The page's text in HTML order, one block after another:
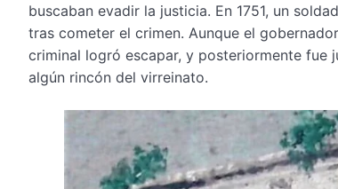
buscaban evadir la justicia. En 1751, un
tras cometer el crimen. Aunque el
criminal logró escapar, y posteriormente fue
algún rincón del virreinato.